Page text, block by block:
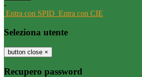
-
Entra con SPID Entra con CIE
Seleziona utente
button close ×
Recupero password